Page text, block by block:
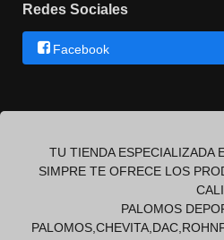
Redes Sociales
Facebook
TU TIENDA ESPECIALIZADA
SIMPRE TE OFRECE LOS
PALOMOS